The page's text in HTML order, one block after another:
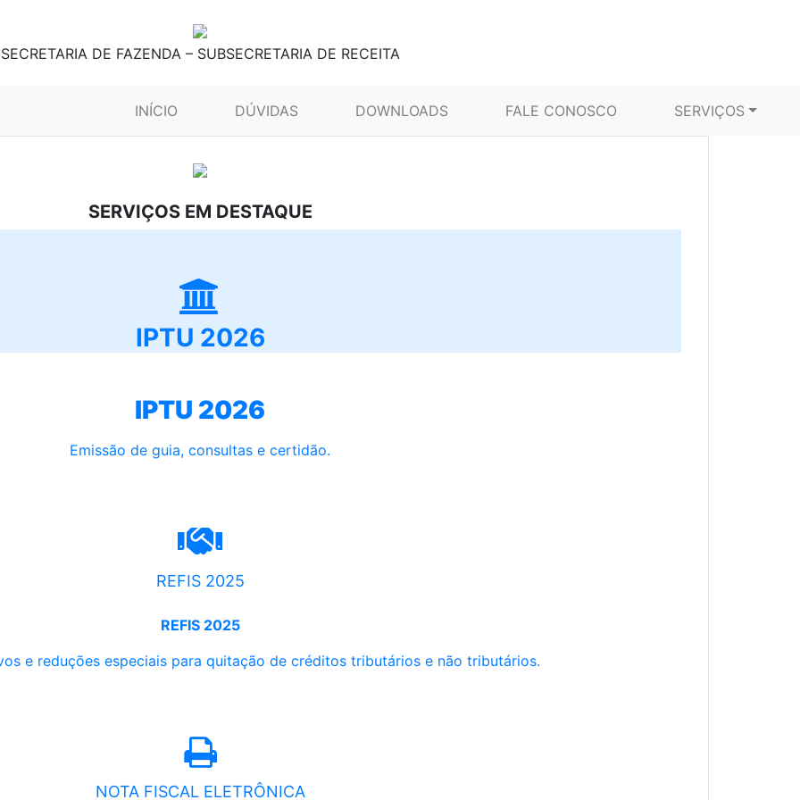
SECRETARIA DE FAZENDA – SUBSECRETARIA DE RECEITA
INÍCIO (CURRENT)DÚVIDAS DOWNLOADS FALE CONOSCO SERVIÇOS
SERVIÇOS EM DESTAQUE
IPTU 2026
IPTU 2026
Emissão de guia, consultas e certidão.
REFIS 2025
REFIS 2025
e reduções especiais para quitação de créditos tributários e não tributários.
NOTA FISCAL ELETRÔNICA